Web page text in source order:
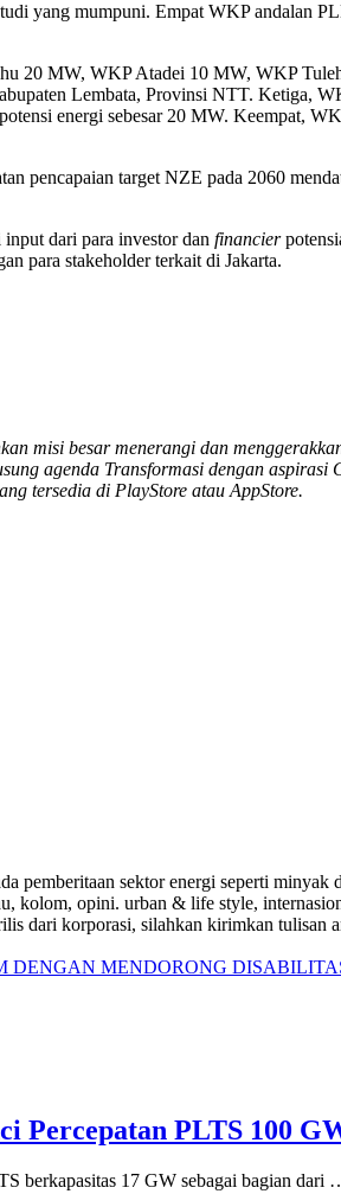
yang mumpuni. Empat WKP andalan
20 MW, WKP Atadei 10 MW, WKP
Lembata, Provinsi NTT. Ketiga,
energi sebesar 20 MW. Keempat,
pencapaian target NZE pada 2060
dari para investor dan financier
para stakeholder terkait di Jakarta.
misi besar menerangi dan
agenda Transformasi dengan
tersedia di PlayStore atau AppStore.
pemberitaan sektor energi seperti
opini. urban & life style,
dari korporasi, silahkan kirimkan tulisan
DENGAN MENDORONG
Percepatan PLTS 100
berkapasitas 17 GW sebagai bagian dari